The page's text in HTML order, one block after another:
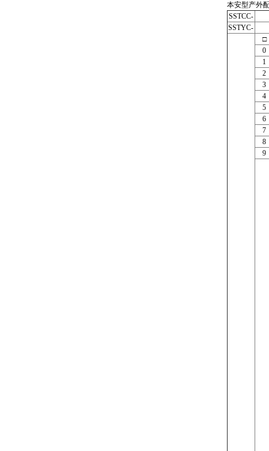
本安型产外
SSTCC-
SSTYC-
□
0
1
2
3
4
5
6
7
8
9